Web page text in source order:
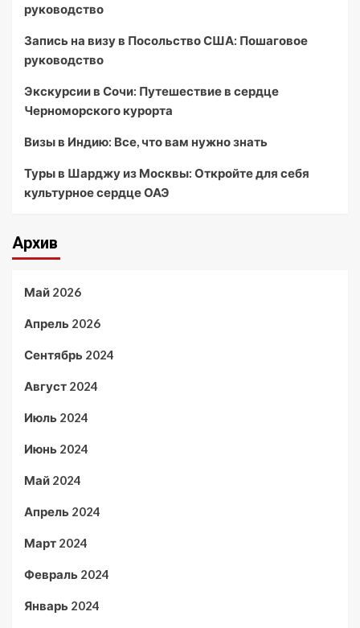
руководство
Запись на визу в Посольство США: Пошаговое
руководство
Экскурсии в Сочи: Путешествие в сердце
Черноморского курорта
Визы в Индию: Все, что вам нужно знать
Туры в Шарджу из Москвы: Откройте для себя
культурное сердце ОАЭ
Архив
Май 2026
Апрель 2026
Сентябрь 2024
Август 2024
Июль 2024
Июнь 2024
Май 2024
Апрель 2024
Март 2024
Февраль 2024
Январь 2024